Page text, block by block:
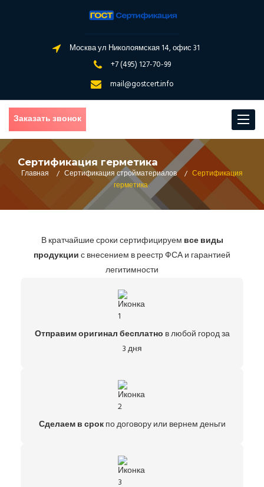
Москва ул Николоямская 14, офис 31
+7 (495) 127-70-99
mail@gostcert.info
Toggle
Заказать звонок
Сертификация герметика
Главная
/ Сертификация стройматериалов / Сертификация
герметика
В кратчайшие сроки сертифицируем все виды
продукциис внесением в реестр ФСА и гарантией
легитимности
Отправим оригинал бесплатно в любой город за
3 дня
Сделаем в срокпо договору или вернем деньги